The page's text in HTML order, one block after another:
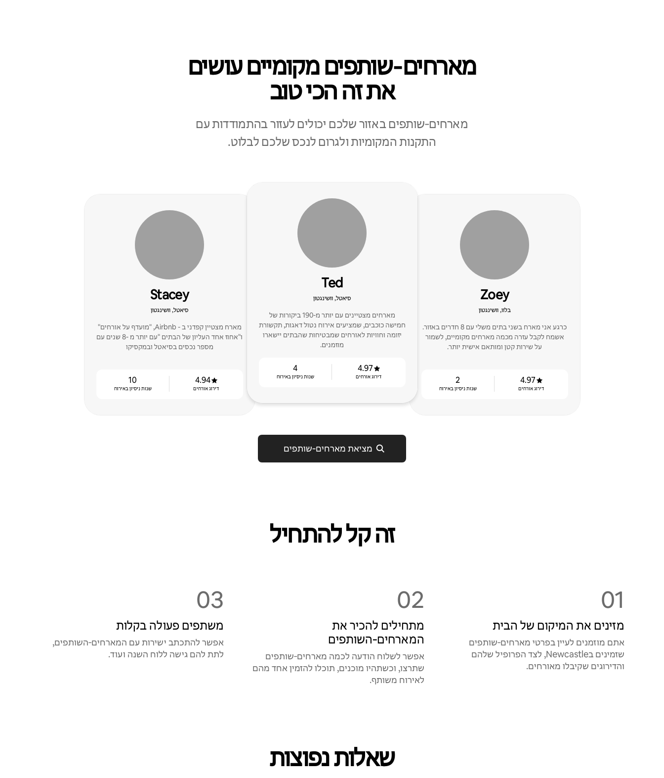
מארחים‑שותפים מקומיים עושים
את זה הכי טוב
מארחים‑שותפים באזור שלכם יכולים לעזור בהתמודדות עם
התקנות המקומיות ולגרום לנכס שלכם לבלוט.
Zoey
בלוו, וושינגטון
כרגע אני מארח בשני בתים משלי עם 8 חדרים באזור.
אשמח לקבל עזרה מכמה מארחים מקומיים, לשמור
על שירות קטן ומותאם אישית יותר.
4.97
דירוג אורחים
2
שנות ניסיון באירוח
Ted
סיאטל, וושינגטון
מארחים מצטיינים עם יותר מ-190 ביקורות של
חמישה כוכבים, שמציעים אירוח נטול דאגות, תקשורת
יזומה וחוויות לאורחים שמבטיחות שהבתים יישארו
מוזמנים.
4.97
דירוג אורחים
4
שנות ניסיון באירוח
Stacey
סיאטל, וושינגטון
מארח מצטיין קפדני ב - Airbnb, "מועדף על אורחים"
ו"אחוז אחד העליון של הבתים "עם יותר מ -8 שנים עם
מספר נכסים בסיאטל ובמקסיקו
4.94
דירוג אורחים
10
שנות ניסיון באירוח
מציאת מארחים‑שותפים
זה קל להתחיל
01
מזינים את המיקום של הבית
אתם מוזמנים לעיין בפרטי מארחים‑שותפים
שזמינים בNewcastle, לצד הפרופיל שלהם
והדירוגים שקיבלו מאורחים.
02
מתחילים להכיר את
המארחים‑השותפים
אפשר לשלוח הודעה לכמה מארחים‑שותפים
שתרצו, וכשתהיו מוכנים, תוכלו להזמין אחד מהם
לאירוח משותף.
03
משתפים פעולה בקלות
אפשר להתכתב ישירות עם המארחים‑השותפים,
לתת להם גישה ללוח השנה ועוד.
שאלות נפוצות